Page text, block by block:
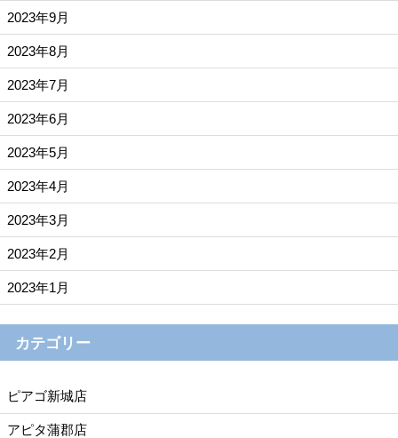
2023年9月
2023年8月
2023年7月
2023年6月
2023年5月
2023年4月
2023年3月
2023年2月
2023年1月
カテゴリー
ピアゴ新城店
アピタ蒲郡店